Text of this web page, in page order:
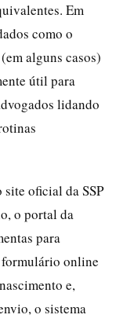
Em
como o
alguns casos)
útil para
lidando
oficial da SSP
o portal da
para
formulário online
e,
o sistema